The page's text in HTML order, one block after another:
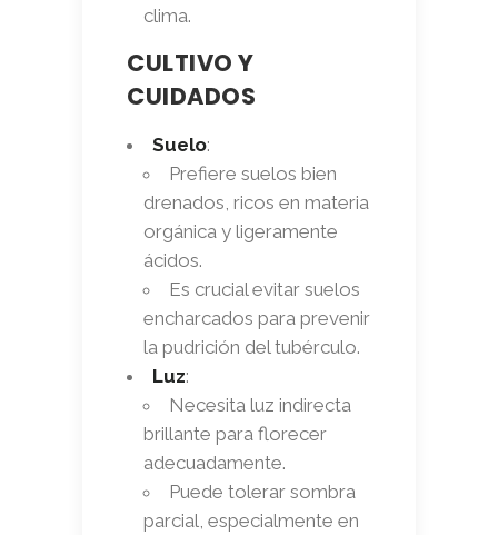
clima.
CULTIVO Y
CUIDADOS
Suelo:
Prefiere suelos bien
drenados, ricos en materia
orgánica y ligeramente
ácidos.
Es crucial evitar suelos
encharcados para prevenir
la pudrición del tubérculo.
Luz:
Necesita luz indirecta
brillante para florecer
adecuadamente.
Puede tolerar sombra
parcial, especialmente en